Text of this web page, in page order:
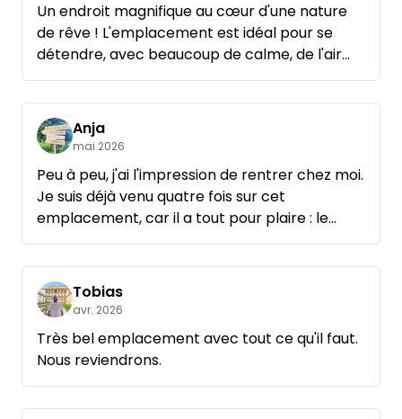
Un endroit magnifique au cœur d'une nature
de rêve ! L'emplacement est idéal pour se
détendre, avec beaucoup de calme, de l'air
pur et une vue magnifique. Tout est bien
entretenu et en harmonie avec la nature –
parfait pour ceux qui recherchent le repos.
Nous reviendrons sans hésiter !
Anja
mai 2026
Peu à peu, j'ai l'impression de rentrer chez moi.
Je suis déjà venu quatre fois sur cet
emplacement, car il a tout pour plaire : le
calme, le confort et un cadre idéal pour courir.
Beaucoup d'amis apprécient cet endroit
autant que moi et aiment venir me rendre
visite. Merci pour tout ça.
Tobias
avr. 2026
Très bel emplacement avec tout ce qu'il faut.
Nous reviendrons.